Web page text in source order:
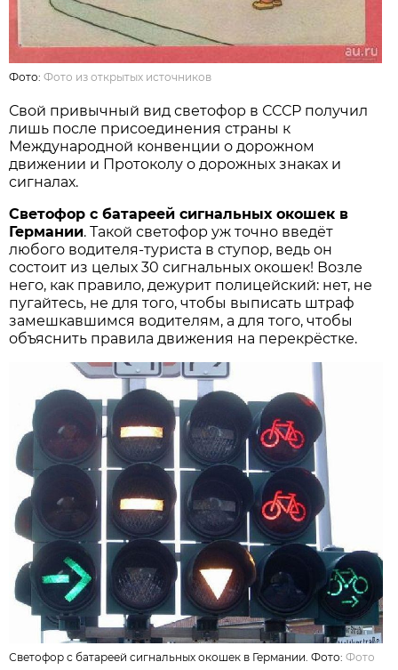
Фото:Фото из открытых источников
Свой привычный вид светофор в СССР получил
лишь после присоединения страны к
Международной конвенции о дорожном
движении и Протоколу о дорожных знаках и
сигналах.
Светофор с батареей сигнальных окошек в
Германии. Такой светофор уж точно введёт
любого водителя-туриста в ступор, ведь он
состоит из целых 30 сигнальных окошек! Возле
него, как правило, дежурит полицейский: нет, не
пугайтесь, не для того, чтобы выписать штраф
замешкавшимся водителям, а для того, чтобы
объяснить правила движения на перекрёстке.
Светофор с батареей сигнальных окошек в Германии. Фото:Фото